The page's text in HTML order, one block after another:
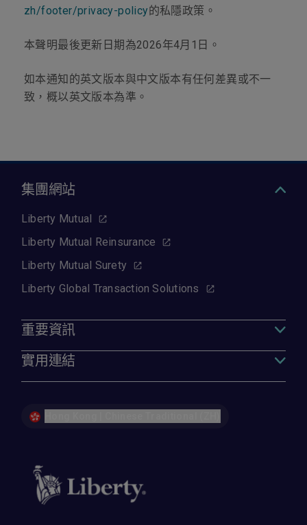
zh/footer/privacy-policy的私隱政策。
本聲明最後更新日期為2026年4月1日。
如本通知的英文版本與中文版本有任何差異或不一
致，概以英文版本為準。
集團網站
Liberty Mutual
Liberty Mutual Reinsurance
Liberty Mutual Surety
Liberty Global Transaction Solutions
重要資訊
實用連結